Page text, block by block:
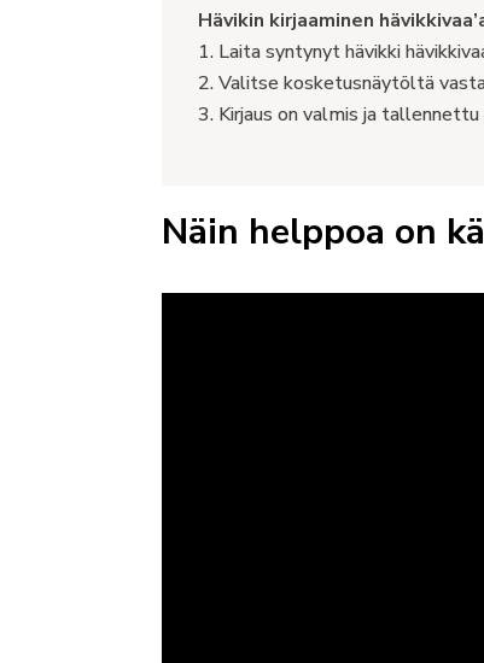
Hävikin kirjaaminen
Laita syntynyt hävikki
Valitse kosketusnäytöltä
Kirjaus on valmis ja tallennettu
Näin helppoa on